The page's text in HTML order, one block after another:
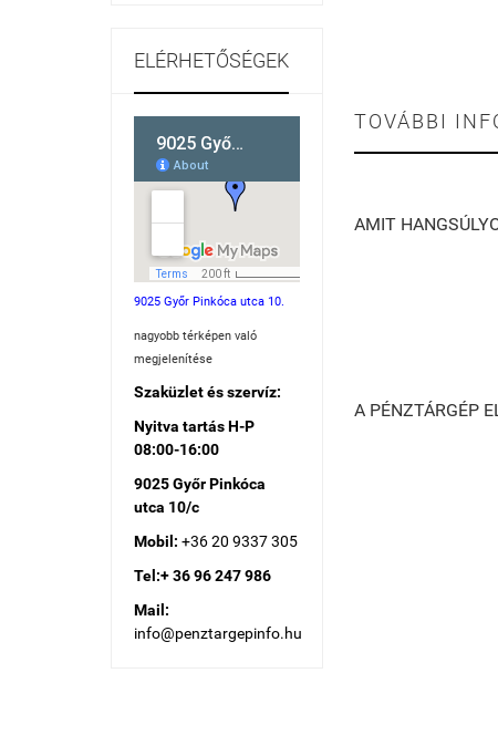
ELÉRHETŐSÉGEK
9025 Győr Pinkóca utca 10.
nagyobb térképen való
megjelenítése
Szaküzlet és szervíz:
Nyitva tartás H-P
08:00-16:00
9025 Győr Pinkóca
utca 10/c
Mobil: +36 20 9337 305
Tel:+ 36 96 247 986
Mail:
info@penztargepinfo.hu
TOVÁBBI
AMIT
A PÉNZTÁRGÉP